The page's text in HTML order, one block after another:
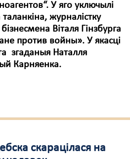
У яго уключылі
журналістку
Віталя Гінзбурга
против войны». У якасці
згаданыя Наталля
Карняенка.
скарацілася на